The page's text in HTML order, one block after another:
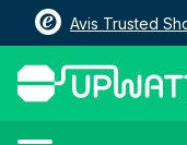
Avis Trusted